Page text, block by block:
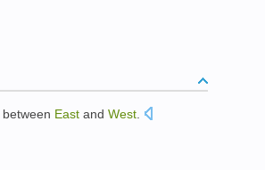
between East and West